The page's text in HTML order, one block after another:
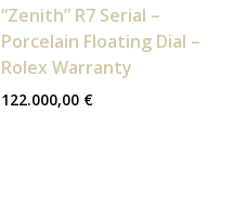
“Zenith” R7 Serial –
Porcelain Floating Dial –
Rolex Warranty
122.000,00 €